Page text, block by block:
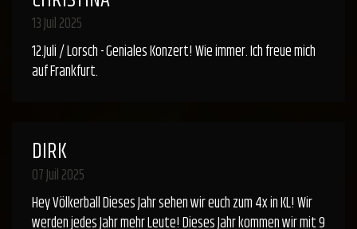
13 Juil 2025
12.Juli / Lorsch - Geniales Konzert! Wie immer. Ich freue mich
auf Frankfurt.
DIRK
07 Juil 2025
Hey Völkerball Dieses Jahr sehen wir euch zum 4x in KL! Wir
werden jedes Jahr mehr Leute! Dieses Jahr kommen wir mit 9